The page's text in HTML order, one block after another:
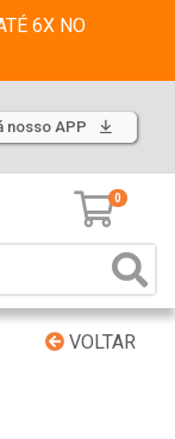
6X NO
nosso APP
0
VOLTAR